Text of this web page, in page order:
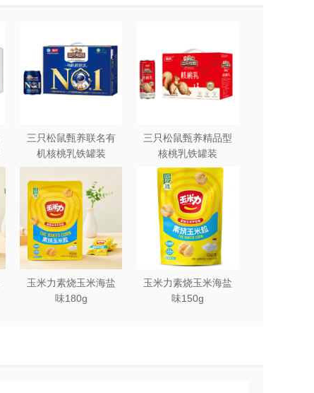
三只松鼠甄养联名有
机核桃乳铁罐装
240ml*12罐礼盒
三只松鼠甄养精品型
核桃乳铁罐装
240ml*12罐
玉米力素烧玉米海盐
味180g
玉米力素烧玉米海盐
味150g